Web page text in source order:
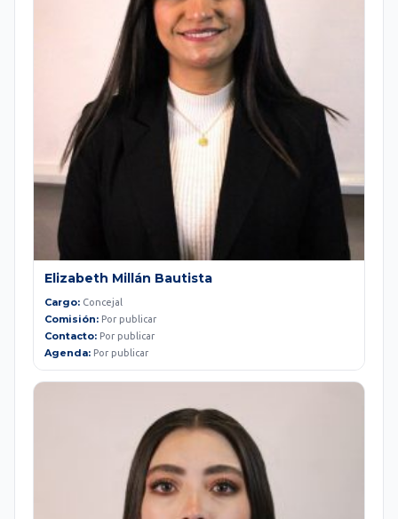
Elizabeth Millán Bautista
Cargo: Concejal
Comisión: Por publicar
Contacto: Por publicar
Agenda: Por publicar